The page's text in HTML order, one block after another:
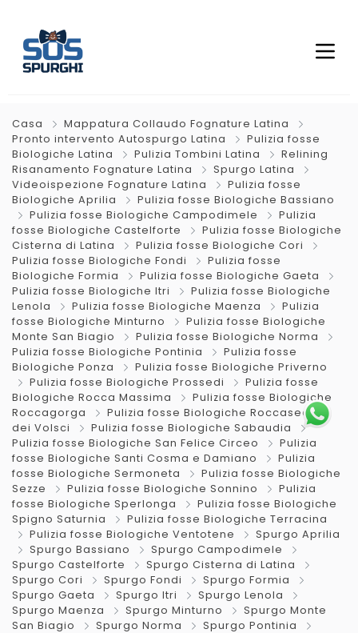
Casa
Mappatura Collaudo Fognature Latina
Pronto intervento Autospurgo Latina
Pulizia fosse
Biologiche Latina
Pulizia Tombini Latina
Relining
Risanamento Fognature Latina
Spurgo Latina
Videoispezione Fognature Latina
Pulizia fosse
Biologiche Aprilia
Pulizia fosse Biologiche Bassiano
Pulizia fosse Biologiche Campodimele
Pulizia
fosse Biologiche Castelforte
Pulizia fosse Biologiche
Cisterna di Latina
Pulizia fosse Biologiche Cori
Pulizia fosse Biologiche Fondi
Pulizia fosse
Biologiche Formia
Pulizia fosse Biologiche Gaeta
Pulizia fosse Biologiche Itri
Pulizia fosse Biologiche
Lenola
Pulizia fosse Biologiche Maenza
Pulizia
fosse Biologiche Minturno
Pulizia fosse Biologiche
Monte San Biagio
Pulizia fosse Biologiche Norma
Pulizia fosse Biologiche Pontinia
Pulizia fosse
Biologiche Ponza
Pulizia fosse Biologiche Priverno
Pulizia fosse Biologiche Prossedi
Pulizia fosse
Biologiche Rocca Massima
Pulizia fosse Biologiche
Roccagorga
Pulizia fosse Biologiche Roccasecca
dei Volsci
Pulizia fosse Biologiche Sabaudia
Pulizia fosse Biologiche San Felice Circeo
Pulizia
fosse Biologiche Santi Cosma e Damiano
Pulizia
fosse Biologiche Sermoneta
Pulizia fosse Biologiche
Sezze
Pulizia fosse Biologiche Sonnino
Pulizia
fosse Biologiche Sperlonga
Pulizia fosse Biologiche
Spigno Saturnia
Pulizia fosse Biologiche Terracina
Pulizia fosse Biologiche Ventotene
Spurgo Aprilia
Spurgo Bassiano
Spurgo Campodimele
Spurgo Castelforte
Spurgo Cisterna di Latina
Spurgo Cori
Spurgo Fondi
Spurgo Formia
Spurgo Gaeta
Spurgo Itri
Spurgo Lenola
Spurgo Maenza
Spurgo Minturno
Spurgo Monte
San Biagio
Spurgo Norma
Spurgo Pontinia